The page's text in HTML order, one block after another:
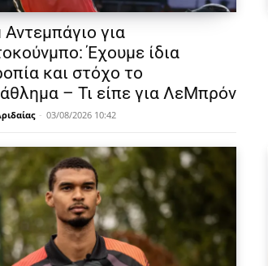
για
Έχουμε ίδια
και στόχο το
– Τι είπε για ΛεΜπρόν
- 03/08/2026 10:42